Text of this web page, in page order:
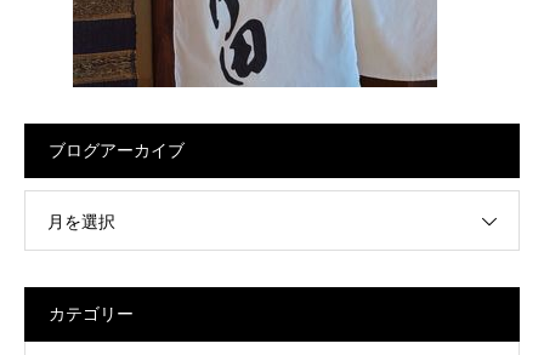
ブログアーカイブ
月を選択
カテゴリー